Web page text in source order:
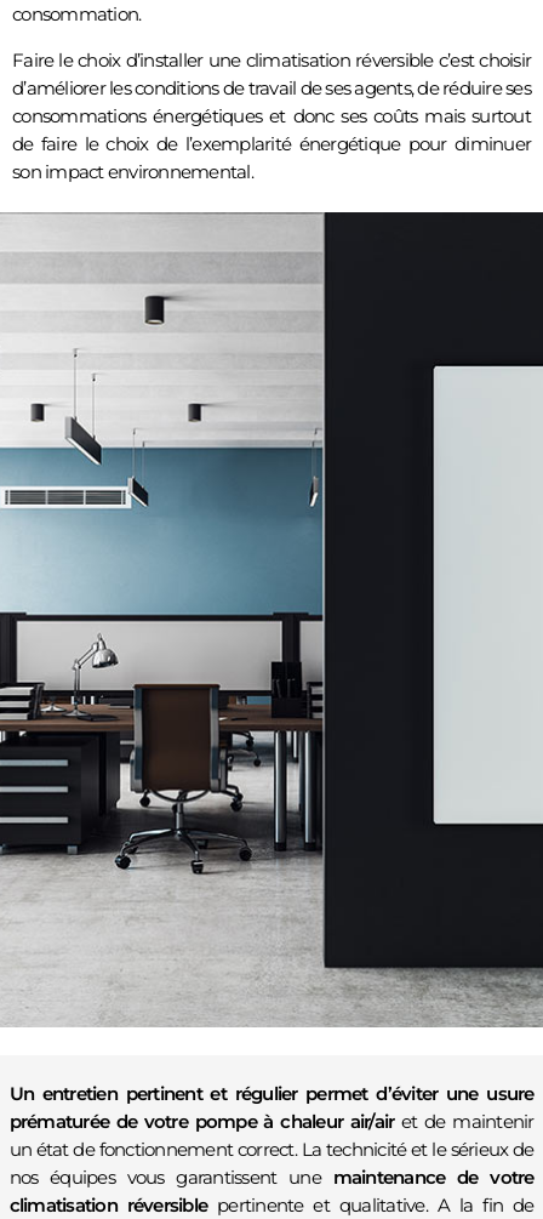
consommation.
Faire le choix d’installer une climatisation réversible c’est choisir
d’améliorer les conditions de travail de ses agents, de réduire ses
consommations énergétiques et donc ses coûts mais surtout
de faire le choix de l’exemplarité énergétique pour diminuer
son impact environnemental.
Un entretien pertinent et régulier permet d’éviter une usure
prématurée de votre pompe à chaleur air/airet de maintenir
un état de fonctionnement correct. La technicité et le sérieux de
nos équipes vous garantissent une maintenance de votre
climatisation réversiblepertinente et qualitative. A la fin de